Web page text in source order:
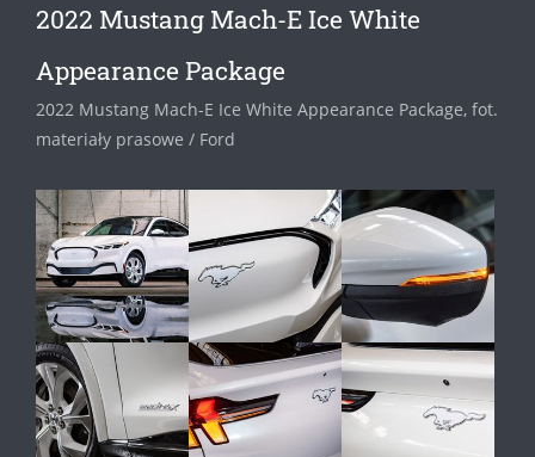
2022 Mustang Mach-E Ice White
Appearance Package
2022 Mustang Mach-E Ice White Appearance Package, fot.
materiały prasowe / Ford